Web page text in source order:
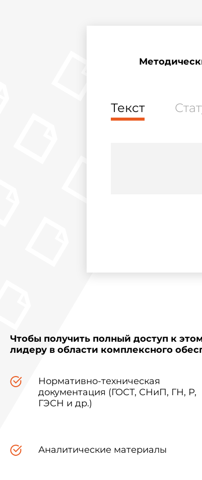
Текст
Чтобы получить полный доступ к
лидеру в области комплексного
Нормативно-техническая
документация (ГОСТ, СНиП, ГН, Р,
ГЭСН и др.)
Аналитические материалы